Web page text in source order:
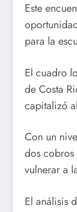
Este
para la
El cuadro
de Costa
capitalizó
Con un
dos cobros
vulnerar a
El análisis